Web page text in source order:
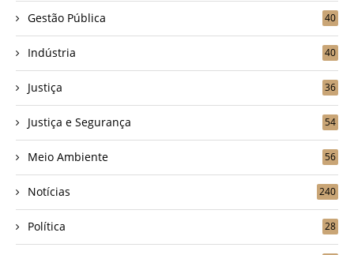
Gestão Pública 40
Indústria 40
Justiça 36
Justiça e Segurança 54
Meio Ambiente 56
Notícias 240
Política 28